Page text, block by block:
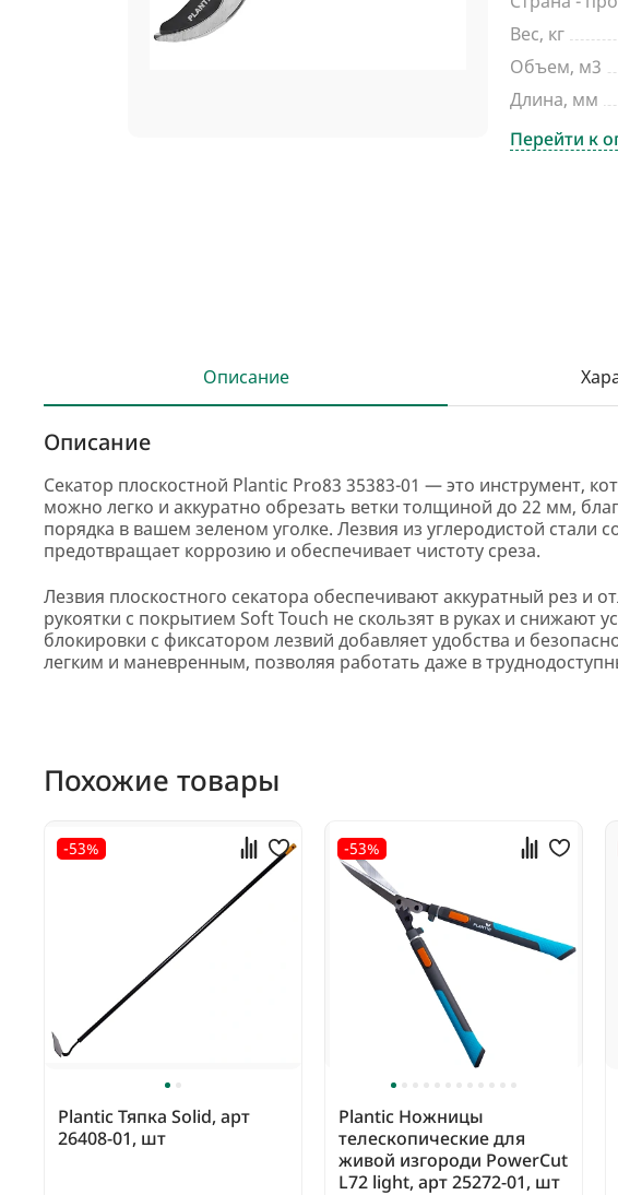
Вес, кг
Объем, м3
Длина, мм
Перейти к
Описание
Описание
Секатор плоскостной Plantic Pro83 35383-01 — это инструмент,
можно легко и аккуратно обрезать ветки толщиной до 22 мм,
порядка в вашем зеленом уголке. Лезвия из углеродистой
предотвращает коррозию и обеспечивает чистоту среза.
Лезвия плоскостного секатора обеспечивают аккуратный рез
рукоятки с покрытием Soft Touch не скользят в руках и снижают
блокировки с фиксатором лезвий добавляет удобства и
легким и маневренным, позволяя работать даже в
Похожие товары
-53%
Plantic Тяпка Solid, арт
26408-01, шт
-53%
Plantic Ножницы
телескопические для
живой изгороди PowerCut
L72 light, арт 25272-01, шт